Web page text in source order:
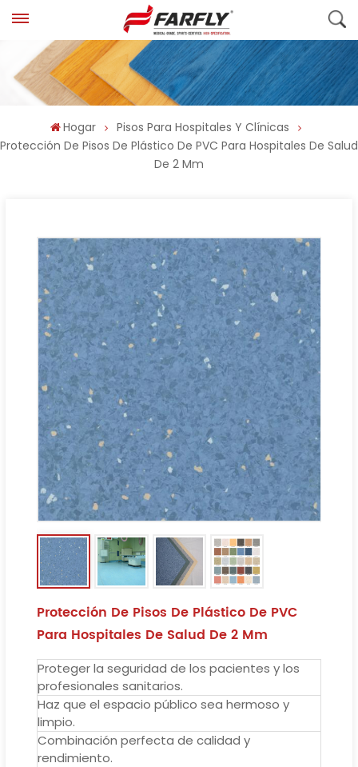
Hogar
Pisos Para Hospitales Y Clínicas
Protección De Pisos De Plástico De PVC Para Hospitales De Salud
De 2 Mm
Protección De Pisos De Plástico De PVC
Para Hospitales De Salud De 2 Mm
Proteger la seguridad de los pacientes y los
profesionales sanitarios.
Haz que el espacio público sea hermoso y
limpio.
Combinación perfecta de calidad y
rendimiento.